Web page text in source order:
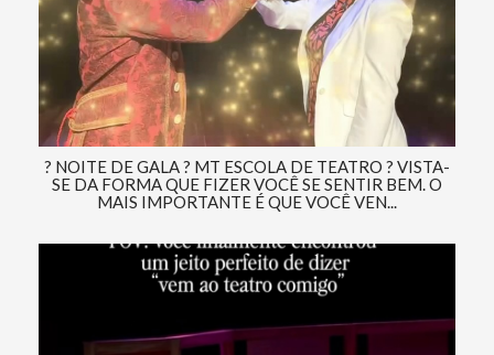
? NOITE DE GALA ? MT ESCOLA DE TEATRO ? VISTA-
SE DA FORMA QUE FIZER VOCÊ SE SENTIR BEM. O
MAIS IMPORTANTE É QUE VOCÊ VEN...